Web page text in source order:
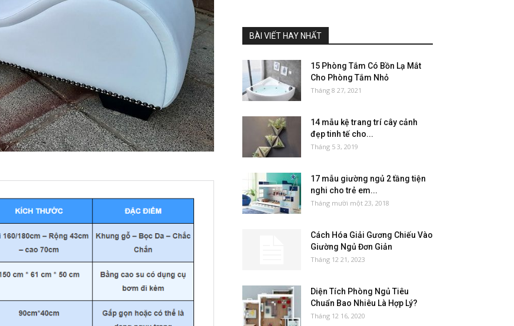
BÀI VIẾT HAY NHẤT
15 Phòng Tắm Có Bồn Lạ Mắt
Cho Phòng Tắm Nhỏ
Tháng 8 27, 2021
14 mẫu kệ trang trí cây cảnh
đẹp tinh tế cho...
Tháng 5 3, 2019
17 mẫu giường ngủ 2 tầng tiện
nghi cho trẻ em...
Tháng mười một 23, 2018
Cách Hóa Giải Gương Chiếu Vào
Giường Ngủ Đơn Giản
Tháng 12 21, 2023
Diện Tích Phòng Ngủ Tiêu
Chuẩn Bao Nhiêu Là Hợp Lý?
Tháng 12 16, 2020